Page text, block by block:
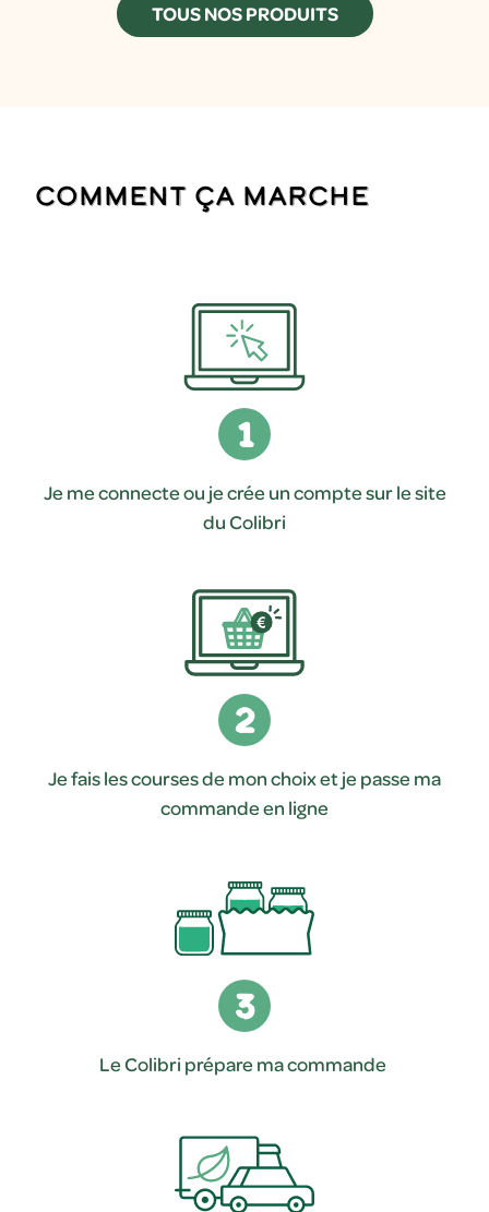
TOUS NOS PRODUITS
Comment ça marche
1
Je me connecte ou je crée un compte sur le site
du Colibri
2
Je fais les courses de mon choix et je passe ma
commande en ligne
3
Le Colibri prépare ma commande